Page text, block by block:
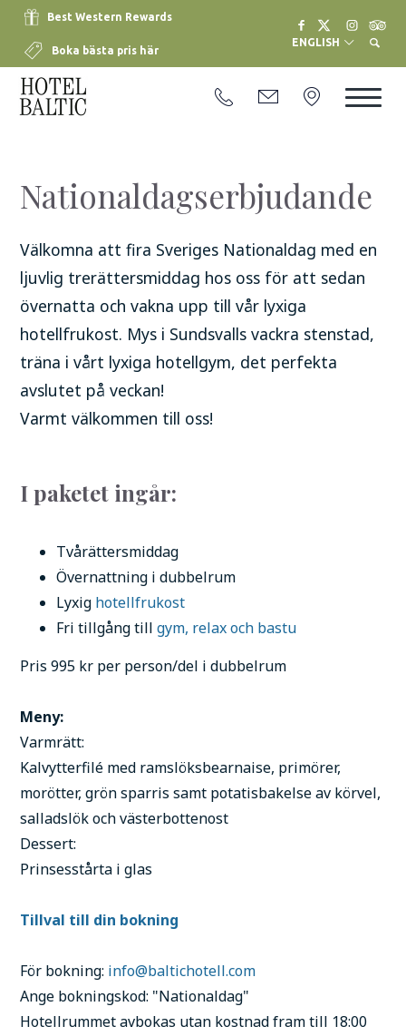
Best Western Rewards
Boka bästa pris här
ENGLISH
Nationaldagserbjudande
Välkomna att fira Sveriges Nationaldag med en
ljuvlig trerättersmiddag hos oss för att sedan
övernatta och vakna upp till vår lyxiga
hotellfrukost. Mys i Sundsvalls vackra stenstad,
träna i vårt lyxiga hotellgym, det perfekta
avslutet på veckan!
Varmt välkommen till oss!
I paketet ingår:
Tvårättersmiddag
Övernattning i dubbelrum
Lyxig hotellfrukost
Fri tillgång tillgym, relax och bastu
Pris 995 kr per person/del i dubbelrum
Meny:
Varmrätt:
Kalvytterfilé med ramslöksbearnaise, primörer,
morötter, grön sparris samt potatisbakelse av körvel,
salladslök och västerbottenost
Dessert:
Prinsesstårta i glas
Tillval till din bokning
För bokning: info@baltichotell.com
Ange bokningskod: "Nationaldag"
Hotellrummet avbokas utan kostnad fram till 18:00